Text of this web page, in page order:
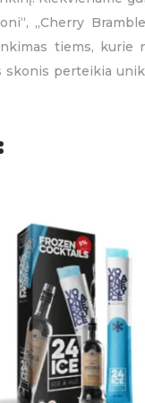
„Cherry
tiems, kurie
perteikia